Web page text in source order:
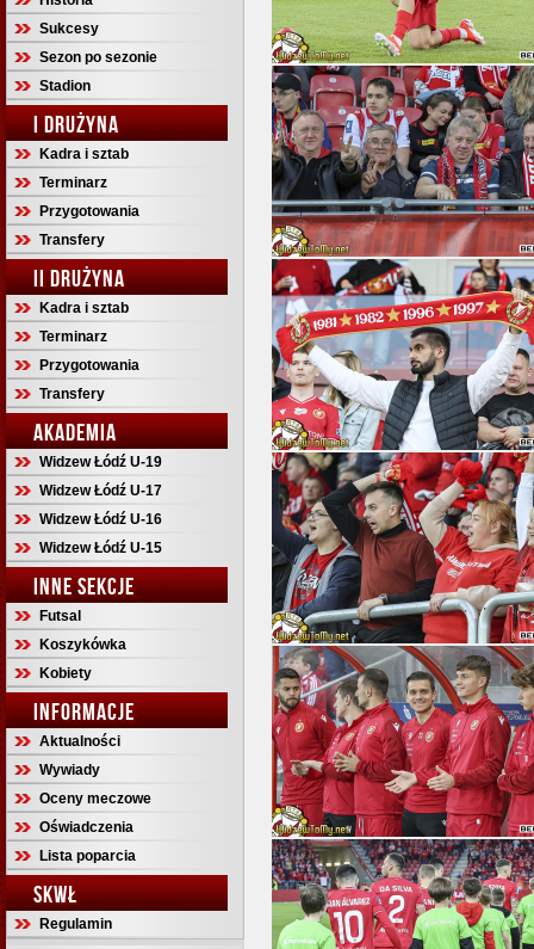
Sukcesy
Sezon po sezonie
Stadion
I DRUŻYNA
Kadra i sztab
Terminarz
Przygotowania
Transfery
II DRUŻYNA
Kadra i sztab
Terminarz
Przygotowania
Transfery
AKADEMIA
Widzew Łódź U-19
Widzew Łódź U-17
Widzew Łódź U-16
Widzew Łódź U-15
INNE SEKCJE
Futsal
Koszykówka
Kobiety
INFORMACJE
Aktualności
Wywiady
Oceny meczowe
Oświadczenia
Lista poparcia
SKWŁ
Regulamin